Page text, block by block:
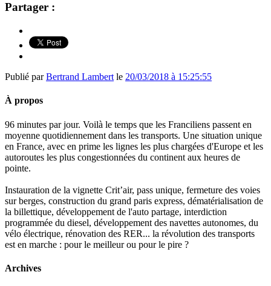
Partager :
Publié parBertrand Lambert le 20/03/2018 à 15:25:55
À propos
96 minutes par jour. Voilà le temps que les Franciliens passent en
moyenne quotidiennement dans les transports. Une situation unique
en France, avec en prime les lignes les plus chargées d'Europe et les
autoroutes les plus congestionnées du continent aux heures de
pointe.
Instauration de la vignette Crit’air, pass unique, fermeture des voies
sur berges, construction du grand paris express, dématérialisation de
la billettique, développement de l'auto partage, interdiction
programmée du diesel, développement des navettes autonomes, du
vélo électrique, rénovation des RER... la révolution des transports
est en marche : pour le meilleur ou pour le pire ?
Archives